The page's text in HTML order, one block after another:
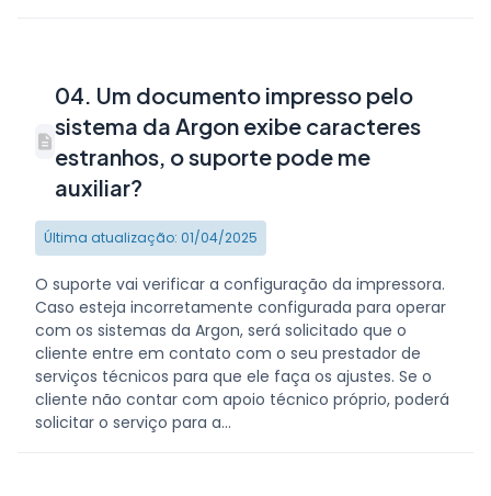
04. Um documento impresso pelo
sistema da Argon exibe caracteres
estranhos, o suporte pode me
auxiliar?
Última atualização: 01/04/2025
O suporte vai verificar a configuração da impressora.
Caso esteja incorretamente configurada para operar
com os sistemas da Argon, será solicitado que o
cliente entre em contato com o seu prestador de
serviços técnicos para que ele faça os ajustes. Se o
cliente não contar com apoio técnico próprio, poderá
solicitar o serviço para a...